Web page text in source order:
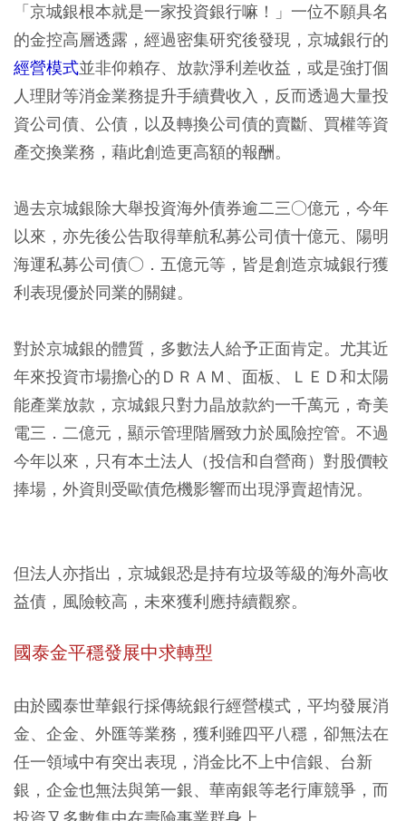
「京城銀根本就是一家投資銀行嘛！」一位不願具名
的金控高層透露，經過密集研究後發現，京城銀行的
經營模式並非仰賴存、放款淨利差收益，或是強打個
人理財等消金業務提升手續費收入，反而透過大量投
資公司債、公債，以及轉換公司債的賣斷、買權等資
產交換業務，藉此創造更高額的報酬。
過去京城銀除大舉投資海外債券逾二三○億元，今年
以來，亦先後公告取得華航私募公司債十億元、陽明
海運私募公司債○．五億元等，皆是創造京城銀行獲
利表現優於同業的關鍵。
對於京城銀的體質，多數法人給予正面肯定。尤其近
年來投資市場擔心的ＤＲＡＭ、面板、ＬＥＤ和太陽
能產業放款，京城銀只對力晶放款約一千萬元，奇美
電三．二億元，顯示管理階層致力於風險控管。不過
今年以來，只有本土法人（投信和自營商）對股價較
捧場，外資則受歐債危機影響而出現淨賣超情況。
但法人亦指出，京城銀恐是持有垃圾等級的海外高收
益債，風險較高，未來獲利應持續觀察。
國泰金平穩發展中求轉型
由於國泰世華銀行採傳統銀行經營模式，平均發展消
金、企金、外匯等業務，獲利雖四平八穩，卻無法在
任一領域中有突出表現，消金比不上中信銀、台新
銀，企金也無法與第一銀、華南銀等老行庫競爭，而